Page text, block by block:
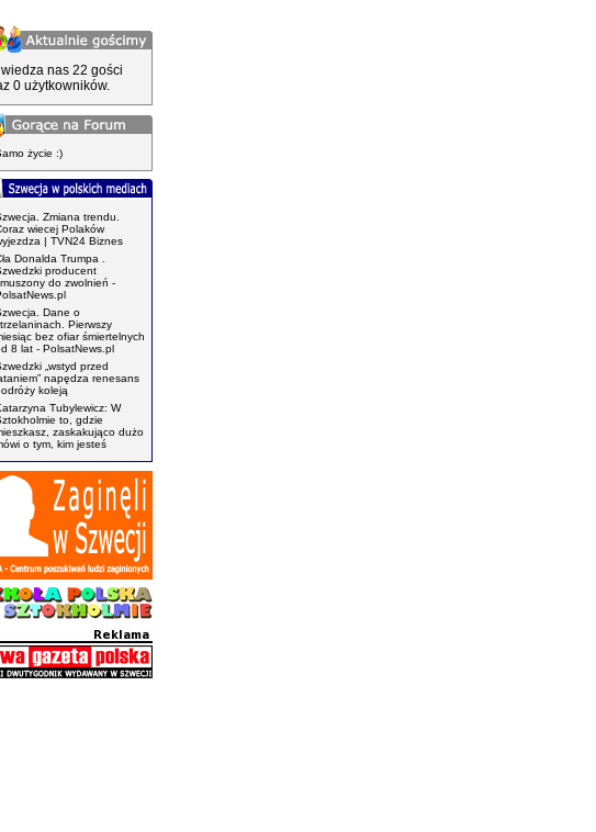
nas 22 gości
0 użytkowników.
życie :)
Zmiana trendu.
wiecej Polaków
| TVN24 Biznes
Donalda Trumpa .
producent
do zwolnień -
Dane o
Pierwszy
bez ofiar śmiertelnych
8 lat - PolsatNews.pl
„wstyd przed
napędza renesans
koleją
Tubylewicz: W
to, gdzie
zaskakująco dużo
o tym, kim jesteś